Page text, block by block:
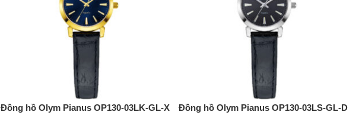
Đồng hồ Olym Pianus OP130-03LK-GL-X
Đồng hồ Olym Pianus OP130-03LS-GL-D